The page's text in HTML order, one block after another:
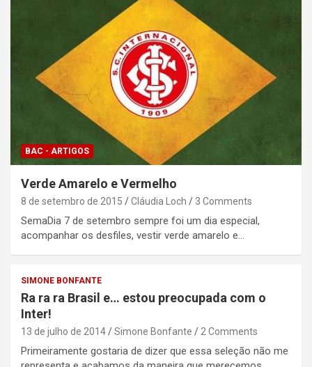
BAC - ARTIGOS
Verde Amarelo e Vermelho
8 de setembro de 2015 Cláudia Loch 3 Comments
SemaDia 7 de setembro sempre foi um dia especial,
acompanhar os desfiles, vestir verde amarelo e…
SIMONE BONFANTE
Ra ra ra Brasil e… estou preocupada com o
Inter!
13 de julho de 2014 Simone Bonfante 2 Comments
Primeiramente gostaria de dizer que essa seleção não me